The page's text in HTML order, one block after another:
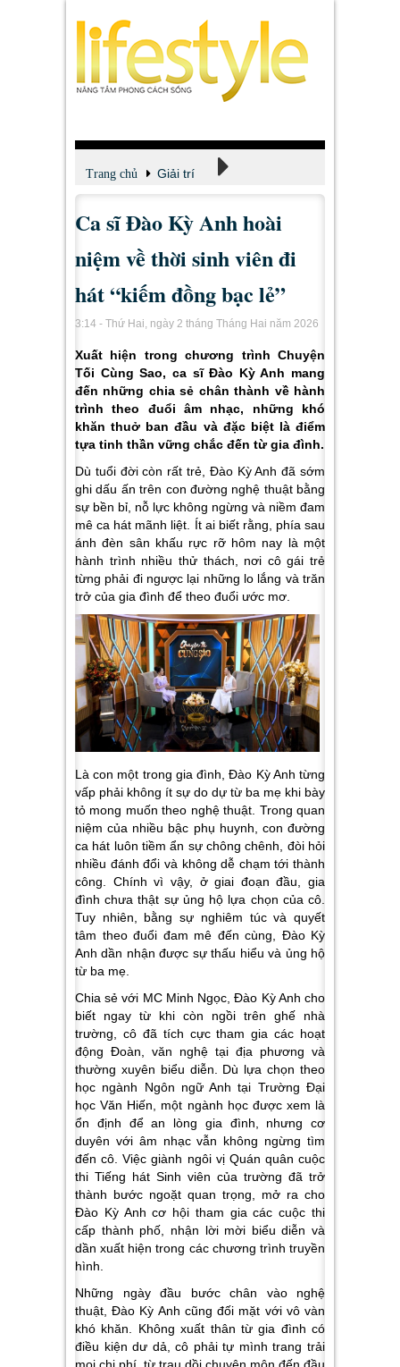
Trang chủ Giải trí
Xem - Nghe - Đọc
Ca sĩ Đào Kỳ Anh hoài
niệm về thời sinh viên đi
hát “kiếm đồng bạc lẻ”
3:14 - Thứ Hai, ngày 2 tháng Tháng Hai năm 2026
Xuất hiện trong chương trình Chuyện
Tối Cùng Sao, ca sĩ Đào Kỳ Anh mang
đến những chia sẻ chân thành về hành
trình theo đuổi âm nhạc, những khó
khăn thuở ban đầu và đặc biệt là điểm
tựa tinh thần vững chắc đến từ gia đình.
Dù tuổi đời còn rất trẻ, Đào Kỳ Anh đã sớm
ghi dấu ấn trên con đường nghệ thuật bằng
sự bền bỉ, nỗ lực không ngừng và niềm đam
mê ca hát mãnh liệt. Ít ai biết rằng, phía sau
ánh đèn sân khấu rực rỡ hôm nay là một
hành trình nhiều thử thách, nơi cô gái trẻ
từng phải đi ngược lại những lo lắng và trăn
trở của gia đình để theo đuổi ước mơ.
Là con một trong gia đình, Đào Kỳ Anh từng
vấp phải không ít sự do dự từ ba mẹ khi bày
tỏ mong muốn theo nghệ thuật. Trong quan
niệm của nhiều bậc phụ huynh, con đường
ca hát luôn tiềm ẩn sự chông chênh, đòi hỏi
nhiều đánh đổi và không dễ chạm tới thành
công. Chính vì vậy, ở giai đoạn đầu, gia
đình chưa thật sự ủng hộ lựa chọn của cô.
Tuy nhiên, bằng sự nghiêm túc và quyết
tâm theo đuổi đam mê đến cùng, Đào Kỳ
Anh dần nhận được sự thấu hiểu và ủng hộ
từ ba mẹ.
Chia sẻ với MC Minh Ngọc, Đào Kỳ Anh cho
biết ngay từ khi còn ngồi trên ghế nhà
trường, cô đã tích cực tham gia các hoạt
động Đoàn, văn nghệ tại địa phương và
thường xuyên biểu diễn. Dù lựa chọn theo
học ngành Ngôn ngữ Anh tại Trường Đại
học Văn Hiến, một ngành học được xem là
ổn định để an lòng gia đình, nhưng cơ
duyên với âm nhạc vẫn không ngừng tìm
đến cô. Việc giành ngôi vị Quán quân cuộc
thi Tiếng hát Sinh viên của trường đã trở
thành bước ngoặt quan trọng, mở ra cho
Đào Kỳ Anh cơ hội tham gia các cuộc thi
cấp thành phố, nhận lời mời biểu diễn và
dần xuất hiện trong các chương trình truyền
hình.
Những ngày đầu bước chân vào nghệ
thuật, Đào Kỳ Anh cũng đối mặt với vô vàn
khó khăn. Không xuất thân từ gia đình có
điều kiện dư dả, cô phải tự mình trang trải